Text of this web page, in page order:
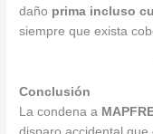
daño prima incluso
siempre que exista
Conclusión
La condena a